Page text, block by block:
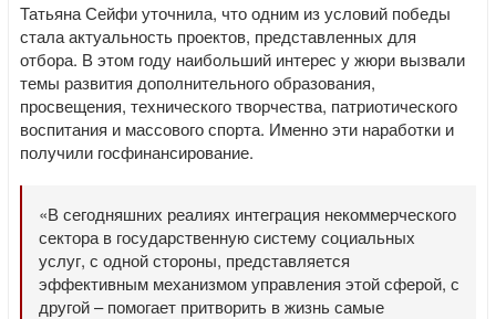
Татьяна Сейфи уточнила, что одним из условий победы
стала актуальность проектов, представленных для
отбора. В этом году наибольший интерес у жюри вызвали
темы развития дополнительного образования,
просвещения, технического творчества, патриотического
воспитания и массового спорта. Именно эти наработки и
получили госфинансирование.
«В сегодняшних реалиях интеграция некоммерческого
сектора в государственную систему социальных
услуг, с одной стороны, представляется
эффективным механизмом управления этой сферой, с
другой – помогает притворить в жизнь самые